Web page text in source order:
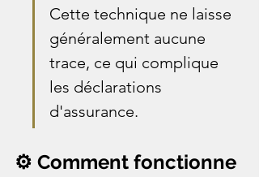
Cette technique ne laisse
généralement aucune
trace, ce qui complique
les déclarations
d'assurance.
⚙️ Comment fonctionne